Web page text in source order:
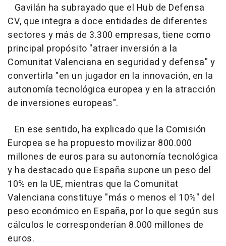
Gavilán ha subrayado que el Hub de Defensa
CV, que integra a doce entidades de diferentes
sectores y más de 3.300 empresas, tiene como
principal propósito "atraer inversión a la
Comunitat Valenciana en seguridad y defensa" y
convertirla "en un jugador en la innovación, en la
autonomía tecnológica europea y en la atracción
de inversiones europeas".
En ese sentido, ha explicado que la Comisión
Europea se ha propuesto movilizar 800.000
millones de euros para su autonomía tecnológica
y ha destacado que España supone un peso del
10% en la UE, mientras que la Comunitat
Valenciana constituye "más o menos el 10%" del
peso económico en España, por lo que según sus
cálculos le corresponderían 8.000 millones de
euros.